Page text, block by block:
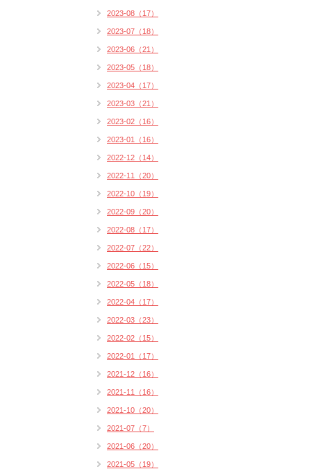
2023-08（17）
2023-07（18）
2023-06（21）
2023-05（18）
2023-04（17）
2023-03（21）
2023-02（16）
2023-01（16）
2022-12（14）
2022-11（20）
2022-10（19）
2022-09（20）
2022-08（17）
2022-07（22）
2022-06（15）
2022-05（18）
2022-04（17）
2022-03（23）
2022-02（15）
2022-01（17）
2021-12（16）
2021-11（16）
2021-10（20）
2021-07（7）
2021-06（20）
2021-05（19）